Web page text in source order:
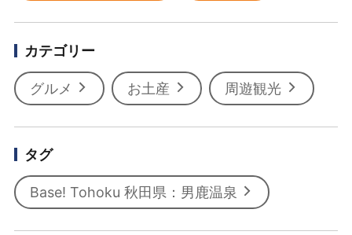
カテゴリー
グルメ お土産 周遊観光
タグ
Base! Tohoku 秋田県：男鹿温泉